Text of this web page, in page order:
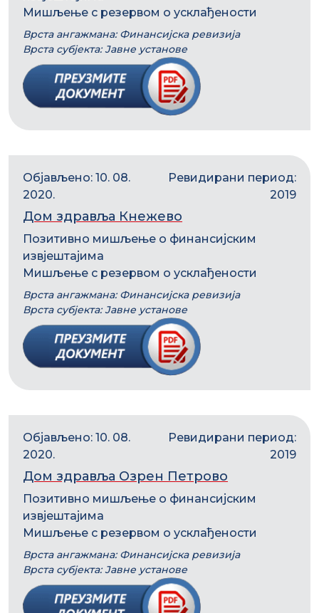
Мишљење с резервом о усклађености
Врста ангажмана: Финансијска ревизија
Врста субјекта: Јавне установе
Објављено: 10. 08.
2020.
Ревидирани период:
2019
Дом здравља Кнежево
Позитивно мишљење о финансијским
извјештајима
Мишљење с резервом о усклађености
Врста ангажмана: Финансијска ревизија
Врста субјекта: Јавне установе
Објављено: 10. 08.
2020.
Ревидирани период:
2019
Дом здравља Озрен Петрово
Позитивно мишљење о финансијским
извјештајима
Мишљење с резервом о усклађености
Врста ангажмана: Финансијска ревизија
Врста субјекта: Јавне установе